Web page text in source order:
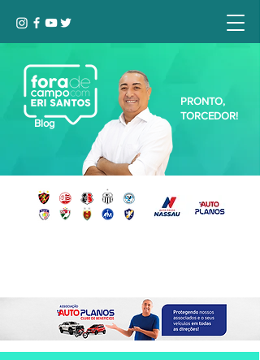
Blog
PRONTO,
TORCEDOR!